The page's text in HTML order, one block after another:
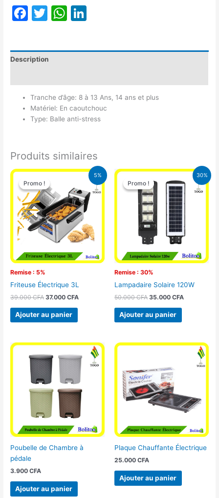
Facebook
TwitterWhatsApp
Description
Tranche d’âge: 8 à 13 Ans, 14 ans et plus
Matériel: En caoutchouc
Type: Balle anti-stress
Produits similaires
5%
Promo !
Remise : 5%
Promo !
Friteuse Électrique 3L
39.000CFA
Le
initial
était :
39.000 CFA.
37.000CFA
Le
prix
actuel
est :
37.000 CFA.
Ajouter au panier
30%
Promo !
Remise : 30%
Promo !
Lampadaire Solaire 120W
50.000CFA
Le
prix
initial
était :
50.000 CFA.
35.000 CFA
Le
prix
actuel
est :
35.000
Ajouter au panier
Poubelle de Chambre à
pédale
3.900CFA
Ajouter au panier
Plaque Chauffante Électrique
25.000 CFA
Ajouter au panier